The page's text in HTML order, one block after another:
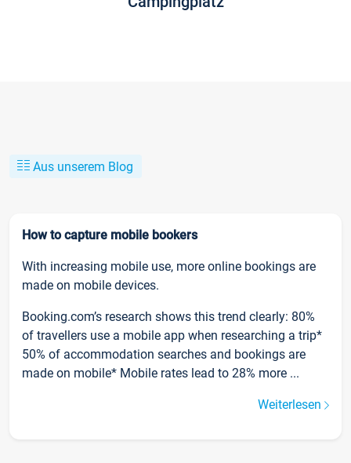
Aus unserem Blog
How to capture mobile bookers
With increasing mobile use, more online bookings are
made on mobile devices.
Booking.com’s research shows this trend clearly: 80%
of travellers use a mobile app when researching a trip*
50% of accommodation searches and bookings are
made on mobile* Mobile rates lead to 28% more ...
Weiterlesen